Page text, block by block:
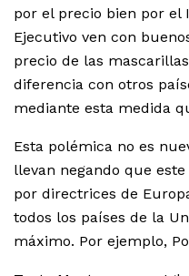
por el precio bien por el
Ejecutivo ven con
precio de las
diferencia con otros
mediante esta medida
Esta polémica no es
llevan negando que
por directrices de
todos los países de la
máximo. Por ejemplo,